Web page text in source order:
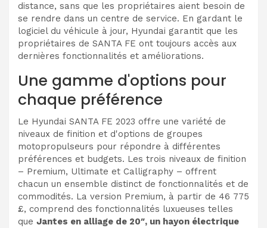
distance, sans que les propriétaires aient besoin de
se rendre dans un centre de service. En gardant le
logiciel du véhicule à jour, Hyundai garantit que les
propriétaires de SANTA FE ont toujours accès aux
dernières fonctionnalités et améliorations.
Une gamme d'options pour
chaque préférence
Le Hyundai SANTA FE 2023 offre une variété de
niveaux de finition et d'options de groupes
motopropulseurs pour répondre à différentes
préférences et budgets. Les trois niveaux de finition
– Premium, Ultimate et Calligraphy – offrent
chacun un ensemble distinct de fonctionnalités et de
commodités. La version Premium, à partir de 46 775
£, comprend des fonctionnalités luxueuses telles
que Jantes en alliage de 20″, un hayon électrique